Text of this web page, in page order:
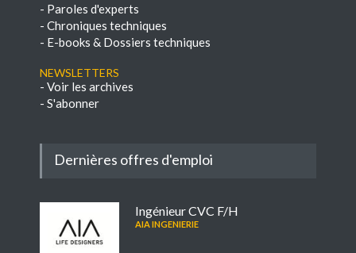
- Paroles d'experts
- Chroniques techniques
- E-books & Dossiers techniques
NEWSLETTERS
- Voir les archives
- S'abonner
Dernières offres d'emploi
Ingénieur CVC F/H
AIA INGENIERIE